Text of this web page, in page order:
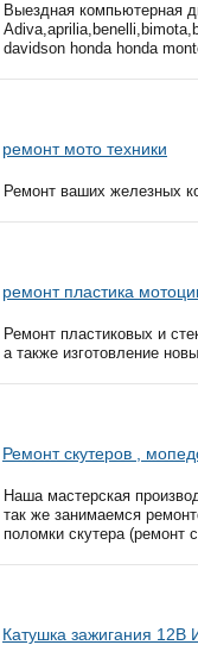
Выездная компьютерная
davidson honda honda
ремонт мото техники
Ремонт ваших железных
ремонт пластика
Ремонт пластиковых и
а также изготовление
Ремонт скутеров ,
Наша мастерская
так же занимаемся
поломки скутера (ремонт
Катушка зажигания 12В